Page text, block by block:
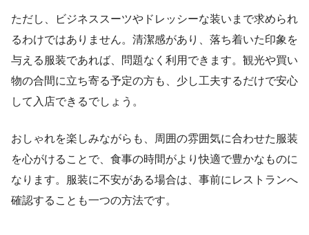
ただし、ビジネススーツやドレッシーな装いまで求められ
るわけではありません。清潔感があり、落ち着いた印象を
与える服装であれば、問題なく利用できます。観光や買い
物の合間に立ち寄る予定の方も、少し工夫するだけで安心
して入店できるでしょう。
おしゃれを楽しみながらも、周囲の雰囲気に合わせた服装
を心がけることで、食事の時間がより快適で豊かなものに
なります。服装に不安がある場合は、事前にレストランへ
確認することも一つの方法です。